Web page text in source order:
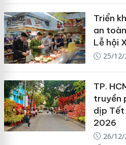
Triển
an
Lễ hội
25/12/
TP.
truyền
dịp Tết
2026
26/12/